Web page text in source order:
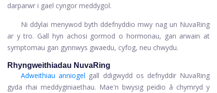
darparwr i gael cyngor meddygol.
Ni ddylai menywod byth ddefnyddio mwy nag un NuvaRing
ar y tro. Gall hyn achosi gormod o hormonau, gan arwain at
symptomau gan gynnwys gwaedu, cyfog, neu chwydu.
Rhyngweithiadau NuvaRing
Adweithiau anniogel gall ddigwydd os defnyddir NuvaRing
gyda rhai meddyginiaethau. Mae'n bwysig peidio â chymryd y